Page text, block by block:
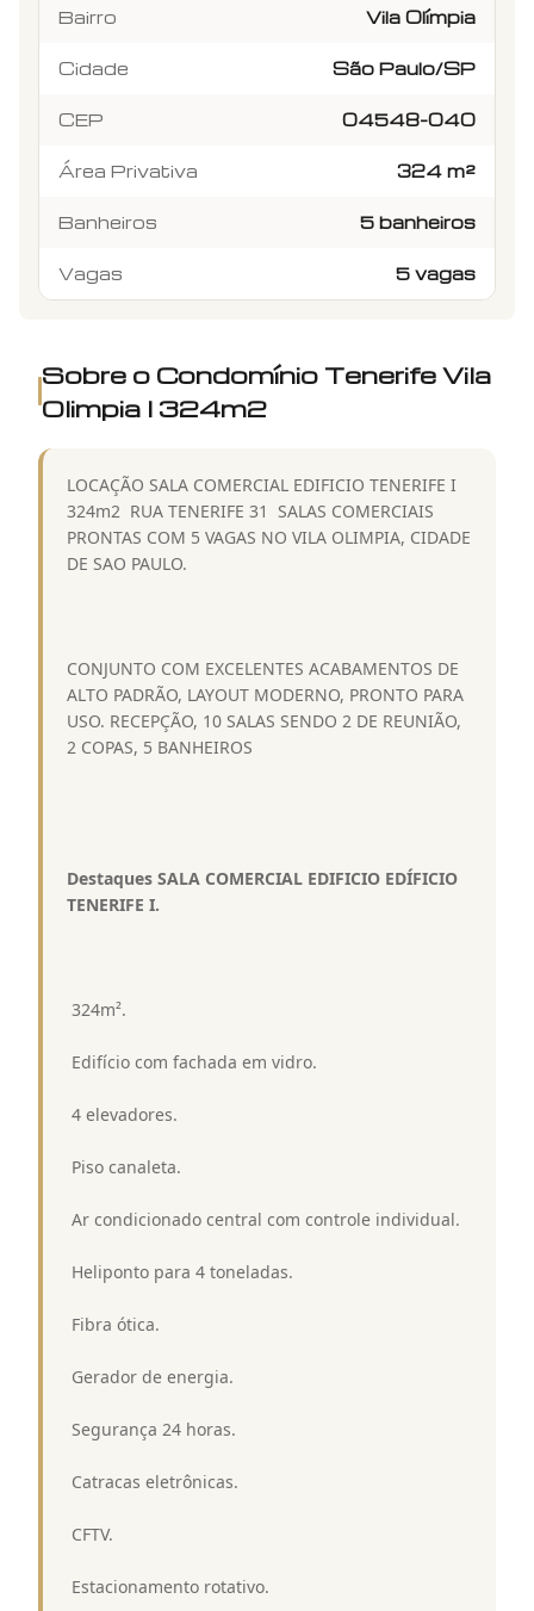
Bairro Vila Olímpia
Cidade São Paulo/SP
CEP 04548-040
Área Privativa 324 m²
Banheiros 5 banheiros
Vagas 5 vagas
Sobre o Condomínio Tenerife Vila
Olimpia I 324m2
LOCAÇÃO SALA COMERCIAL EDIFICIO TENERIFE I
324m2  RUA TENERIFE 31  SALAS COMERCIAIS
PRONTAS COM 5 VAGAS NO VILA OLIMPIA, CIDADE
DE SAO PAULO.
CONJUNTO COM EXCELENTES ACABAMENTOS DE
ALTO PADRÃO, LAYOUT MODERNO, PRONTO PARA
USO. RECEPÇÃO, 10 SALAS SENDO 2 DE REUNIÃO,
2 COPAS, 5 BANHEIROS
Destaques SALA COMERCIAL EDIFICIO EDÍFICIO
TENERIFE I.
 324m².
 Edifício com fachada em vidro.
 4 elevadores.
 Piso canaleta.
 Ar condicionado central com controle individual.
 Heliponto para 4 toneladas.
 Fibra ótica.
 Gerador de energia.
 Segurança 24 horas.
 Catracas eletrônicas.
 CFTV.
 Estacionamento rotativo.